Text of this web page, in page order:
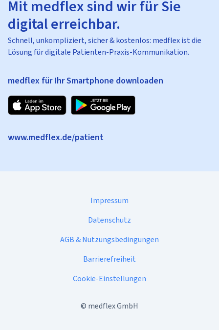
Mit medflex sind wir für Sie
digital erreichbar.
Schnell, unkompliziert, sicher & kostenlos: medflex ist die
Lösung für digitale Patienten-Praxis-Kommunikation.
medflex für Ihr Smartphone downloaden
www.medflex.de/patient
Impressum
Datenschutz
AGB & Nutzungsbedingungen
Barrierefreiheit
Cookie-Einstellungen
© medflex GmbH